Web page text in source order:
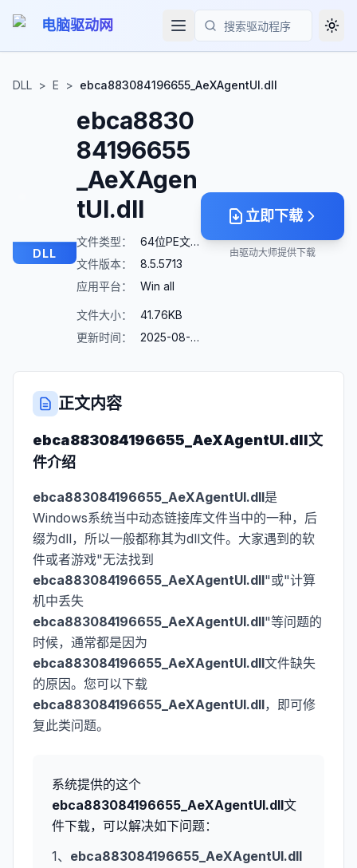
电脑驱动网
搜索
DLL > E > ebca883084196655_AeXAgentUI.dll
DLL
ebca8830
84196655
_AeXAgen
tUI.dll
文件类型：
64位PE文件
文件版本：
8.5.5713
应用平台：
Win all
文件大小：
41.76KB
更新时间：
2025-08-23
立即下载
由驱动大师提供下载
正文内容
ebca883084196655_AeXAgentUI.dll文
件介绍
ebca883084196655_AeXAgentUI.dll是
Windows系统当中动态链接库文件当中的一种，后
缀为dll，所以一般都称其为dll文件。大家遇到的软
件或者游戏"无法找到
ebca883084196655_AeXAgentUI.dll"或"计算
机中丢失
ebca883084196655_AeXAgentUI.dll"等问题的
时候，通常都是因为
ebca883084196655_AeXAgentUI.dll文件缺失
的原因。您可以下载
ebca883084196655_AeXAgentUI.dll，即可修
复此类问题。
系统提供的这个
ebca883084196655_AeXAgentUI.dll文
件下载，可以解决如下问题：
1、 ebca883084196655_AeXAgentUI.dll